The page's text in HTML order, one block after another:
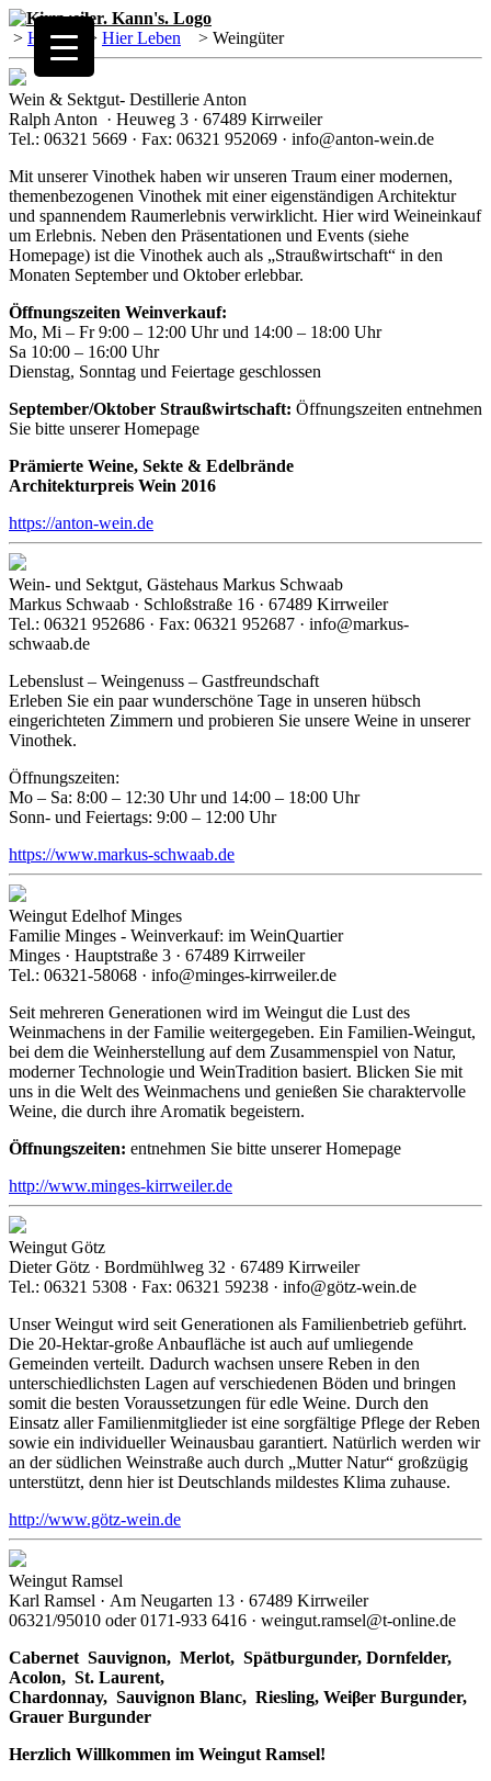
> Home> Hier Leben > Weingüter
Wein & Sektgut- Destillerie Anton
Ralph Anton · Heuweg 3 · 67489 Kirrweiler
Tel.: 06321 5669 · Fax: 06321 952069 · info@anton-wein.de
Mit unserer Vinothek haben wir unseren Traum einer modernen,
themenbezogenen Vinothek mit einer eigenständigen Architektur
und spannendem Raumerlebnis verwirklicht. Hier wird Weineinkauf
um Erlebnis. Neben den Präsentationen und Events (siehe
Homepage) ist die Vinothek auch als „Straußwirtschaft“ in den
Monaten September und Oktober erlebbar.
Öffnungszeiten Weinverkauf:
Mo, Mi – Fr 9:00 – 12:00 Uhr und 14:00 – 18:00 Uhr
Sa 10:00 – 16:00 Uhr
Dienstag, Sonntag und Feiertage geschlossen
September/Oktober Straußwirtschaft: Öffnungszeiten entnehmen
Sie bitte unserer Homepage
Prämierte Weine, Sekte & Edelbrände
Architekturpreis Wein 2016
https://anton-wein.de
Wein- und Sektgut, Gästehaus Markus Schwaab
Markus Schwaab · Schloßstraße 16 · 67489 Kirrweiler
Tel.: 06321 952686 · Fax: 06321 952687 · info@markus-
schwaab.de
Lebenslust – Weingenuss – Gastfreundschaft
Erleben Sie ein paar wunderschöne Tage in unseren hübsch
eingerichteten Zimmern und probieren Sie unsere Weine in unserer
Vinothek.
Öffnungszeiten:
Mo – Sa: 8:00 – 12:30 Uhr und 14:00 – 18:00 Uhr
Sonn- und Feiertags: 9:00 – 12:00 Uhr
https://www.markus-schwaab.de
Weingut Edelhof Minges
Familie Minges - Weinverkauf: im WeinQuartier
Minges · Hauptstraße 3 · 67489 Kirrweiler
Tel.: 06321-58068 · info@minges-kirrweiler.de
Seit mehreren Generationen wird im Weingut die Lust des
Weinmachens in der Familie weitergegeben. Ein Familien-Weingut,
bei dem die Weinherstellung auf dem Zusammenspiel von Natur,
moderner Technologie und WeinTradition basiert. Blicken Sie mit
uns in die Welt des Weinmachens und genießen Sie charaktervolle
Weine, die durch ihre Aromatik begeistern.
Öffnungszeiten: entnehmen Sie bitte unserer Homepage
http://www.minges-kirrweiler.de
Weingut Götz
Dieter Götz · Bordmühlweg 32 · 67489 Kirrweiler
Tel.: 06321 5308 · Fax: 06321 59238 · info@götz-wein.de
Unser Weingut wird seit Generationen als Familienbetrieb geführt.
Die 20-Hektar-große Anbaufläche ist auch auf umliegende
Gemeinden verteilt. Dadurch wachsen unsere Reben in den
unterschiedlichsten Lagen auf verschiedenen Böden und bringen
somit die besten Voraussetzungen für edle Weine. Durch den
Einsatz aller Familienmitglieder ist eine sorgfältige Pflege der Reben
sowie ein individueller Weinausbau garantiert. Natürlich werden wir
an der südlichen Weinstraße auch durch „Mutter Natur“ großzügig
unterstützt, denn hier ist Deutschlands mildestes Klima zuhause.
http://www.götz-wein.de
Weingut Ramsel
Karl Ramsel · Am Neugarten 13 · 67489 Kirrweiler
06321/95010 oder 0171-933 6416 · weingut.ramsel@t-online.de
Cabernet Sauvignon, Merlot, Spätburgunder, Dornfelder,
Acolon, St. Laurent,
Chardonnay, Sauvignon Blanc, Riesling, Weiβer Burgunder,
Grauer Burgunder
Herzlich Willkommen im Weingut Ramsel!